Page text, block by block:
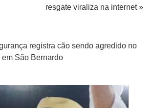
resgate viraliza na internet »
registra cão sendo agredido no
em São Bernardo